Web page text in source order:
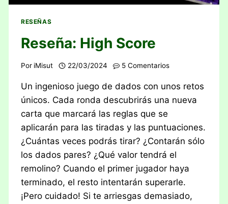
RESEÑAS
Reseña: High Score
Por iMisut 22/03/2024 5 Comentarios
Un ingenioso juego de dados con unos retos
únicos. Cada ronda descubrirás una nueva
carta que marcará las reglas que se
aplicarán para las tiradas y las puntuaciones.
¿Cuántas veces podrás tirar? ¿Contarán sólo
los dados pares? ¿Qué valor tendrá el
remolino? Cuando el primer jugador haya
terminado, el resto intentarán superarle.
¡Pero cuidado! Si te arriesgas demasiado,